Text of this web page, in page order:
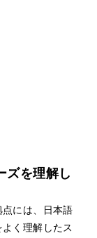
ズを理解し
には、日本語
く理解したス